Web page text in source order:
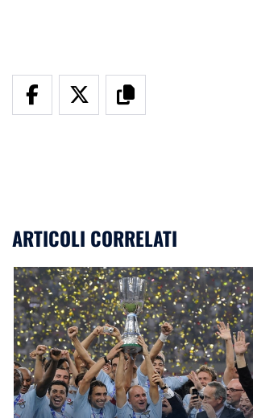
ARTICOLI CORRELATI